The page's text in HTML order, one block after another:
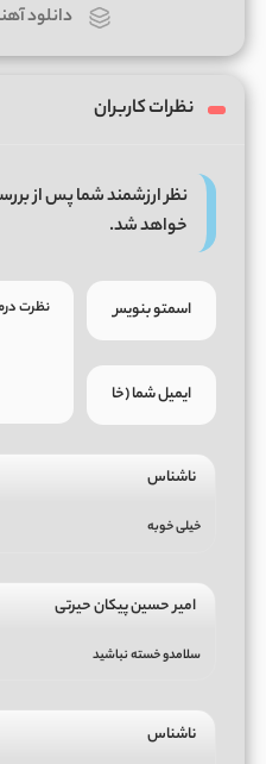
دانلود
نظرات کاربران
نظر ارزشمند شما پس از
خواهد شد.
ناشناس
خیلی خوبه
امیر حسین پیکان حیرتی
سلامدو خسته نباشید
ناشناس